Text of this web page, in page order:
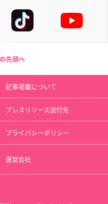
先頭へ
記事掲載について
プレスリリース送付先
プライバシーポリシー
運営会社